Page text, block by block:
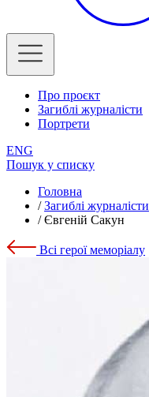
Про проєкт
Загиблі журналісти
Портрети
ENG
Пошук у списку
Головна
/Загиблі журналісти
/Євгеній Сакун
Всі герої меморіалу